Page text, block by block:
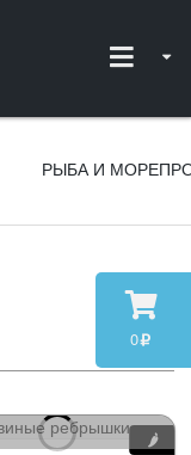
0
РЫБА И
🌶️